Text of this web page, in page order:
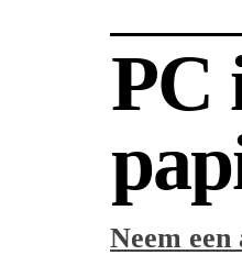
PC
Neem een